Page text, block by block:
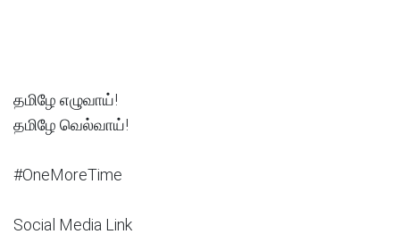
தமிழே எழுவாய்!
தமிழே வெல்வாய்!
#OneMoreTime
Social Media Link